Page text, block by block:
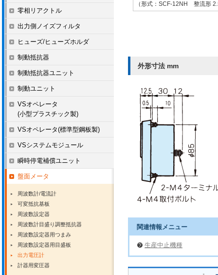
（形式：SCF-12NH 整流形
外形寸法 mm
関連情報メニュー
生産中止機種
零相リアクトル
出力側ノイズフィルタ
ヒューズ/ヒューズホルダ
制動抵抗器
制動抵抗器ユニット
制動ユニット
VSオペレータ
(小型プラスチック製)
VSオペレータ(標準型鋼板製)
VSシステムモジュール
瞬時停電補償ユニット
盤面メータ
周波数計/電流計
可変抵抗基板
周波数設定器
周波数計目盛り調整抵抗器
周波数設定器用つまみ
周波数設定器用目盛板
出力電圧計
計器用変圧器